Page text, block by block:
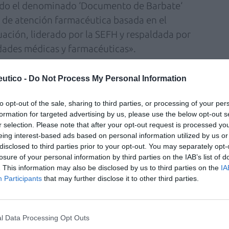
- Do Not Process My Personal Information
opt-out of the sale, sharing to third parties, or processing of your
for targeted advertising by us, please use the below opt-out
selection. Please note that after your opt-out request is processed
interest-based ads based on personal information utilized by us
to third parties prior to your opt-out. You may separately
of your personal information by third parties on the IAB’s list of
This information may also be disclosed by us to third parties on the
Participants that may further disclose it to other third parties.
Data Processing Opt Outs
el denominado ‘Documento de Barbate‘
atención farmacéutica basada en el
liderado por la SEFH y respaldada por
médicas y farmacéuticas».
Ángel Calleja, destacó durante la jornada
paciente, el carácter multidisciplinar del
al paciente y seleccionar a aquellos
de anticiparnos a sus necesidades y
al servicio de la mejor atención
en la práctica de la atención
en servicios de farmacia hospitalaria. La
indudable, así como la necesidad de
motivación. Además, en las jornadas se
para desarrollar sinergias con la